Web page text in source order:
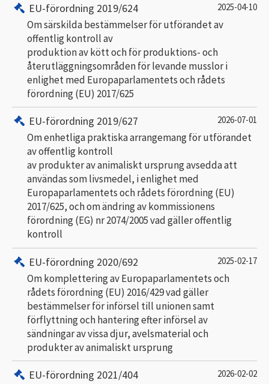
EU-förordning 2019/624 2025-04-10
Om särskilda bestämmelser för utförandet av
offentlig kontroll av
produktion av kött och för produktions- och
återutläggningsområden för levande musslor i
enlighet med Europaparlamentets och rådets
förordning (EU) 2017/625
EU-förordning 2019/627 2026-07-01
Om enhetliga praktiska arrangemang för utförandet
av offentlig kontroll
av produkter av animaliskt ursprung avsedda att
användas som livsmedel, i enlighet med
Europaparlamentets och rådets förordning (EU)
2017/625, och om ändring av kommissionens
förordning (EG) nr 2074/2005 vad gäller offentlig
kontroll
EU-förordning 2020/692 2025-02-17
Om komplettering av Europaparlamentets och
rådets förordning (EU) 2016/429 vad gäller
bestämmelser för införsel till unionen samt
förflyttning och hantering efter införsel av
sändningar av vissa djur, avelsmaterial och
produkter av animaliskt ursprung
EU-förordning 2021/404 2026-02-02